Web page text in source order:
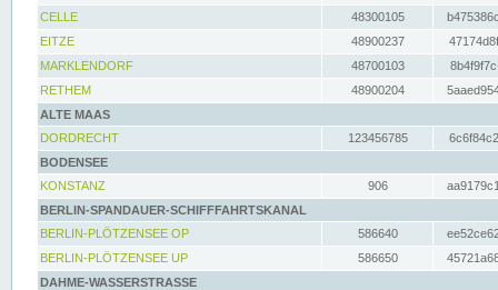
CELLE
48300105
EITZE
48900237
MARKLENDORF
48700103
RETHEM
48900204
ALTE MAAS
DORDRECHT
123456785
BODENSEE
KONSTANZ
906
BERLIN-SPANDAUER-SCHIFFFAHRTSKANAL
BERLIN-PLÖTZENSEE OP
586640
BERLIN-PLÖTZENSEE UP
586650
DAHME-WASSERSTRASSE